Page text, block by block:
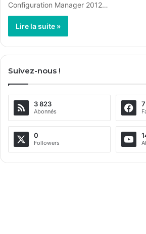
Configuration Manager 2012…
Lire la suite »
Suivez-nous !
3 823
Abonnés
0
Followers